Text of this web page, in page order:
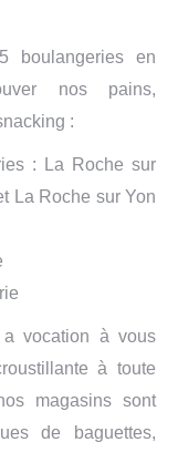
boulangeries en
nos pains,
:
: La Roche sur
La Roche sur Yon
a vocation à vous
à toute
magasins sont
de baguettes,